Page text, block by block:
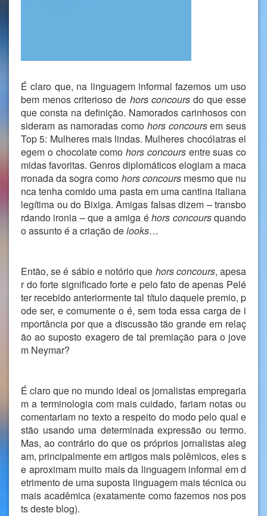
É claro que, na linguagem informal fazemos um uso
bem menos criterioso de hors concoursdo que esse
que consta na definição. Namorados carinhosos con
sideram as namoradas como hors concoursem seus
Top 5: Mulheres mais lindas. Mulheres chocólatras el
egem o chocolate como hors concoursentre suas co
midas favoritas. Genros diplomáticos elogiam a maca
rronada da sogra como hors concoursmesmo que nu
nca tenha comido uma pasta em uma cantina italiana
legítima ou do Bixiga. Amigas falsas dizem – transbo
rdando ironia – que a amiga éhors concoursquando
o assunto é a criação delooks…
Então, se é sábio e notório que hors concours, apesa
r do forte significado forte e pelo fato de apenas Pelé
ter recebido anteriormente tal título daquele premio, p
ode ser, e comumente o é, sem toda essa carga de i
mportância por que a discussão tão grande em relaç
ão ao suposto exagero de tal premiação para o jove
m Neymar?
É claro que no mundo ideal os jornalistas empregaria
m a terminologia com mais cuidado, fariam notas ou
comentariam no texto a respeito do modo pelo qual e
stão usando uma determinada expressão ou termo.
Mas, ao contrário do que os próprios jornalistas aleg
am, principalmente em artigos mais polêmicos, eles s
e aproximam muito mais da linguagem informal em d
etrimento de uma suposta linguagem mais técnica ou
mais acadêmica (exatamente como fazemos nos pos
ts deste blog).